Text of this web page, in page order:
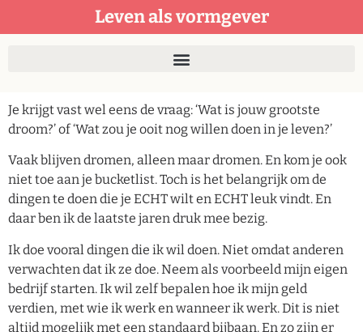
Leven als vormgever
Je krijgt vast wel eens de vraag: ‘Wat is jouw grootste
droom?’ of ‘Wat zou je ooit nog willen doen in je leven?’
Vaak blijven dromen, alleen maar dromen. En kom je ook
niet toe aan je bucketlist. Toch is het belangrijk om de
dingen te doen die je ECHT wilt en ECHT leuk vindt. En
daar ben ik de laatste jaren druk mee bezig.
Ik doe vooral dingen die ik wil doen. Niet omdat anderen
verwachten dat ik ze doe. Neem als voorbeeld mijn eigen
bedrijf starten. Ik wil zelf bepalen hoe ik mijn geld
verdien, met wie ik werk en wanneer ik werk. Dit is niet
altijd mogelijk met een standaard bijbaan. En zo zijn er